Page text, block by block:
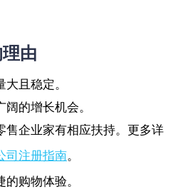
由
且稳定。
的增长机会。
售企业家有相应扶持。更多详
司注册指南。
购物体验。